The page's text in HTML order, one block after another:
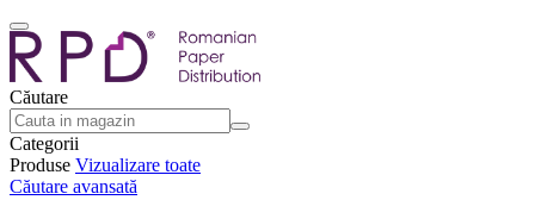
Căutare
Categorii
Produse Vizualizare toate
Căutare avansată